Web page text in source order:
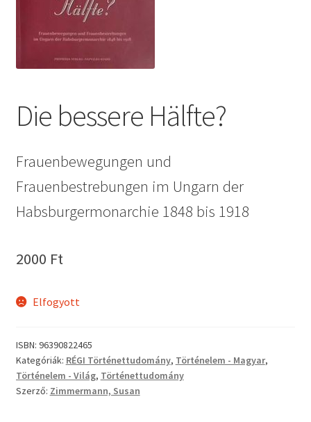
Die bessere Hälfte?
Frauenbewegungen und
Frauenbestrebungen im Ungarn der
Habsburgermonarchie 1848 bis 1918
2000 Ft
Elfogyott
ISBN: 96390822465
Kategóriák: RÉGI Történettudomány, Történelem - Magyar,
Történelem - Világ, Történettudomány
Szerző: Zimmermann, Susan